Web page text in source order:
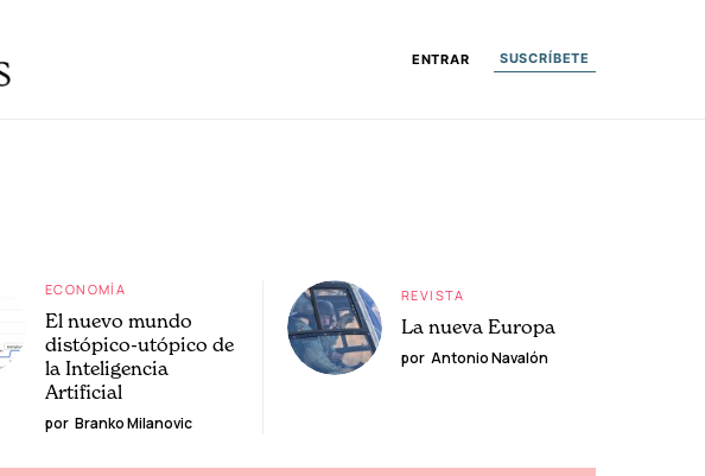
ENTRAR SUSCRÍBETE
ECONOMÍA
El nuevo mundo
distópico-utópico de
la Inteligencia
Artificial
por Branko Milanovic
REVISTA
La nueva Europa
por Antonio Navalón